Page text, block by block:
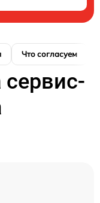
Что согласуем